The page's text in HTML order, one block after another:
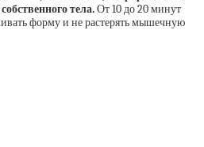
тела.От 10 до 20 минут
форму и не растерять мышечную